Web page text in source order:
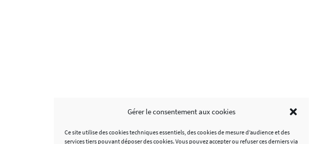
Gérer le consentement aux cookies
Ce site utilise des cookies techniques essentiels, des cookies de mesure d’audience et des
services tiers pouvant déposer des cookies. Vous pouvez accepter ou refuser ces derniers via